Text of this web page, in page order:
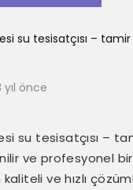
yıl önce
su tesisatçısı –
ve profesyonel
ve hızlı